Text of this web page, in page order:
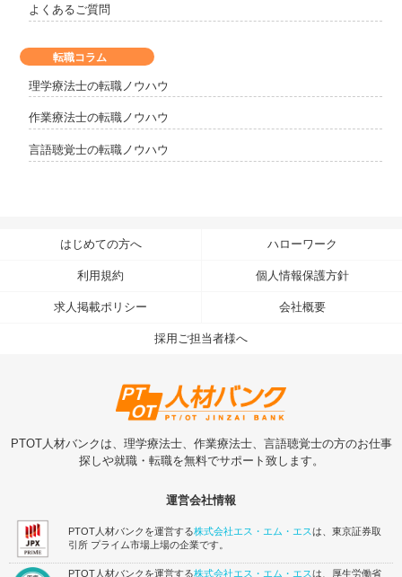
よくあるご質問
転職コラム
理学療法士の転職ノウハウ
作業療法士の転職ノウハウ
言語聴覚士の転職ノウハウ
はじめての方へ ハローワーク
利用規約 個人情報保護方針
求人掲載ポリシー 会社概要
採用ご担当者様へ
PTOT人材バンクは、理学療法士、作業療法士、言語聴覚士の方のお仕事
探しや就職・転職を無料でサポート致します。
運営会社情報
PTOT人材バンクを運営する株式会社エス・エム・エスは、東京証券取
引所 プライム市場上場の企業です。
PTOT人材バンクを運営する株式会社エス・エム・エスは、厚生労働省